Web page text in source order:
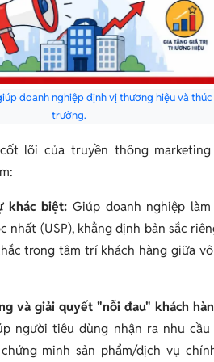
doanh nghiệp định vị thương hiệu và
trưởng.
lõi của truyền thông
khác biệt:Giúp doanh nghiệp
nhất (USP), khẳng định bản sắc
trong tâm trí khách hàng giữa
và giải quyết "nỗi đau" khách
người tiêu dùng nhận ra nhu
minh sản phẩm/dịch vụ